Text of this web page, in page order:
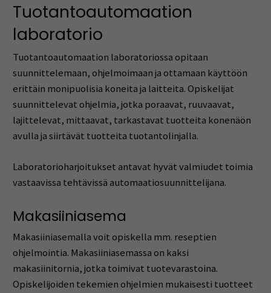
Tuotantoautomaation
laboratorio
Tuotantoautomaation laboratoriossa opitaan
suunnittelemaan, ohjelmoimaan ja ottamaan käyttöön
erittäin monipuolisia koneita ja laitteita. Opiskelijat
suunnittelevat ohjelmia, jotka poraavat, ruuvaavat,
lajittelevat, mittaavat, tarkastavat tuotteita konenäön
avulla ja siirtävät tuotteita tuotantolinjalla.
Laboratorioharjoitukset antavat hyvät valmiudet toimia
vastaavissa tehtävissä automaatiosuunnittelijana.
Makasiiniasema
Makasiiniasemalla voit opiskella mm. reseptien
ohjelmointia. Makasiiniasemassa on kaksi
makasiinitornia, jotka toimivat tuotevarastoina.
Opiskelijoiden tekemien ohjelmien mukaisesti tuotteet